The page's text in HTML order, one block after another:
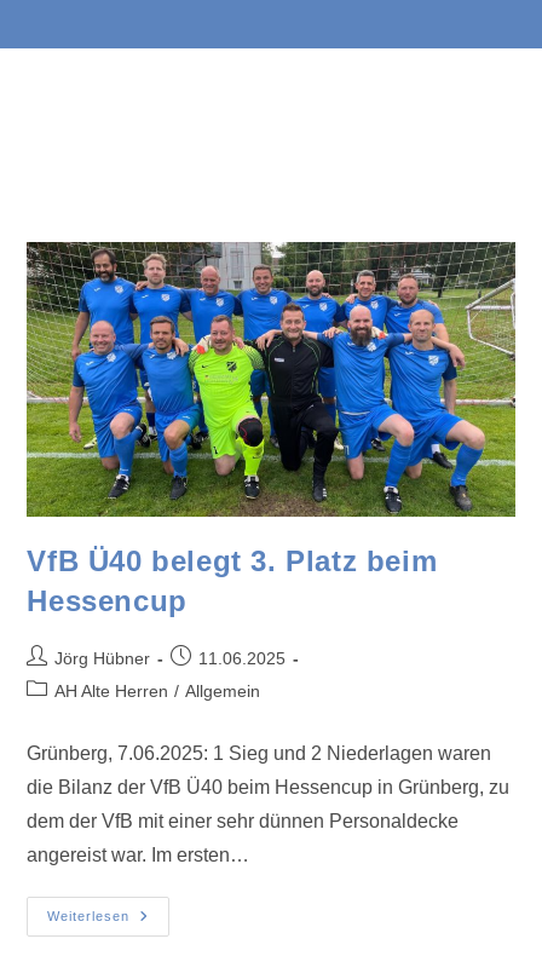
VfB Ü40 belegt 3. Platz beim
Hessencup
Jörg Hübner
11.06.2025
AH Alte Herren / Allgemein
Grünberg, 7.06.2025: 1 Sieg und 2 Niederlagen waren
die Bilanz der VfB Ü40 beim Hessencup in Grünberg, zu
dem der VfB mit einer sehr dünnen Personaldecke
angereist war. Im ersten…
Weiterlesen